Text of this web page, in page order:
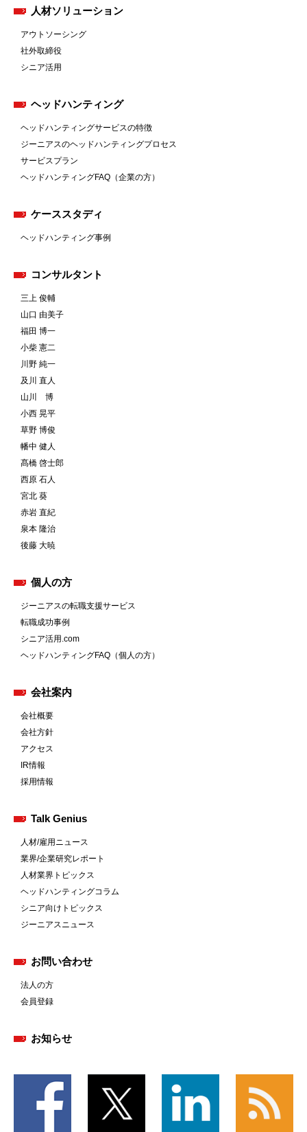
人材ソリューション
アウトソーシング
社外取締役
シニア活用
ヘッドハンティング
ヘッドハンティングサービスの特徴
ジーニアスのヘッドハンティングプロセス
サービスプラン
ヘッドハンティングFAQ（企業の方）
ケーススタディ
ヘッドハンティング事例
コンサルタント
三上 俊輔
山口 由美子
福田 博一
小柴 憲二
川野 純一
及川 直人
山川 博
小西 晃平
草野 博俊
幡中 健人
髙橋 啓士郎
西原 石人
宮北 葵
赤岩 直紀
泉本 隆治
後藤 大暁
個人の方
ジーニアスの転職支援サービス
転職成功事例
シニア活用.com
ヘッドハンティングFAQ（個人の方）
会社案内
会社概要
会社方針
アクセス
IR情報
採用情報
Talk Genius
人材/雇用ニュース
業界/企業研究レポート
人材業界トピックス
ヘッドハンティングコラム
シニア向けトピックス
ジーニアスニュース
お問い合わせ
法人の方
会員登録
お知らせ